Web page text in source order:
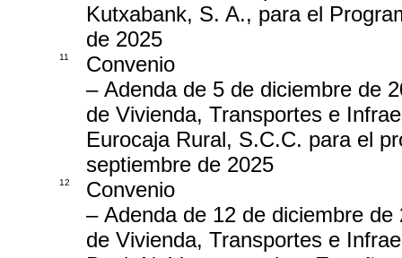
Kutxabank, S. A., para el
de 2025
11
Convenio
– Adenda de 5 de diciembre de
de Vivienda, Transportes e
Eurocaja Rural, S.C.C. para el
septiembre de 2025
12
Convenio
– Adenda de 12 de diciembre
de Vivienda, Transportes e